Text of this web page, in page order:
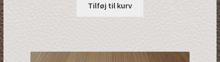
Tilføj til kurv